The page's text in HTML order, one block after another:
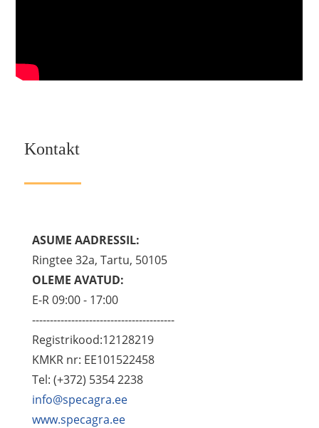
Kontakt
ASUME AADRESSIL:
Ringtee 32a, Tartu, 50105
OLEME AVATUD:
E-R 09:00 - 17:00
----------------------------------------
Registrikood:12128219
KMKR nr: EE101522458
Tel: (+372) 5354 2238
info@specagra.ee
www.specagra.ee